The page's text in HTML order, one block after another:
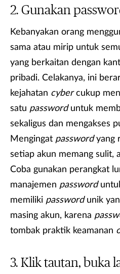
Gunakan
Kebanyakan orang
sama atau mirip untuk
yang berkaitan dengan
pribadi. Celakanya, ini
kejahatan cybercukup
satu passworduntuk
sekaligus dan mengakses
Mengingat passwordyang
setiap akun memang sulit,
Coba gunakan perangkat
manajemen password
memiliki passwordunik
masing akun, karena
tombak praktik keamanan
Klik tautan, buka